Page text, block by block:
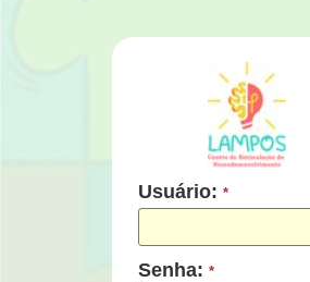
Usuário: *
Senha: *